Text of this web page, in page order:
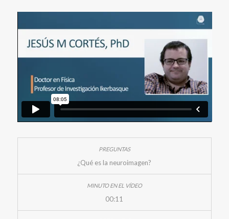
¿Qué es la neuroimagen?
00:11